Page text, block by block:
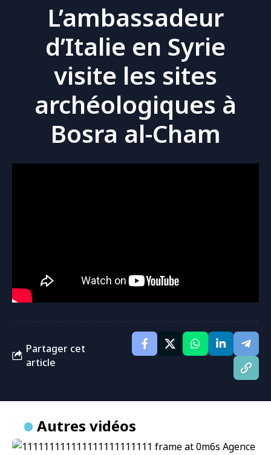
L’ambassadeur
d’Italie en Syrie
visite les sites
archéologiques à
Bosra al-Cham
Partager cet
article
Autres vidéos